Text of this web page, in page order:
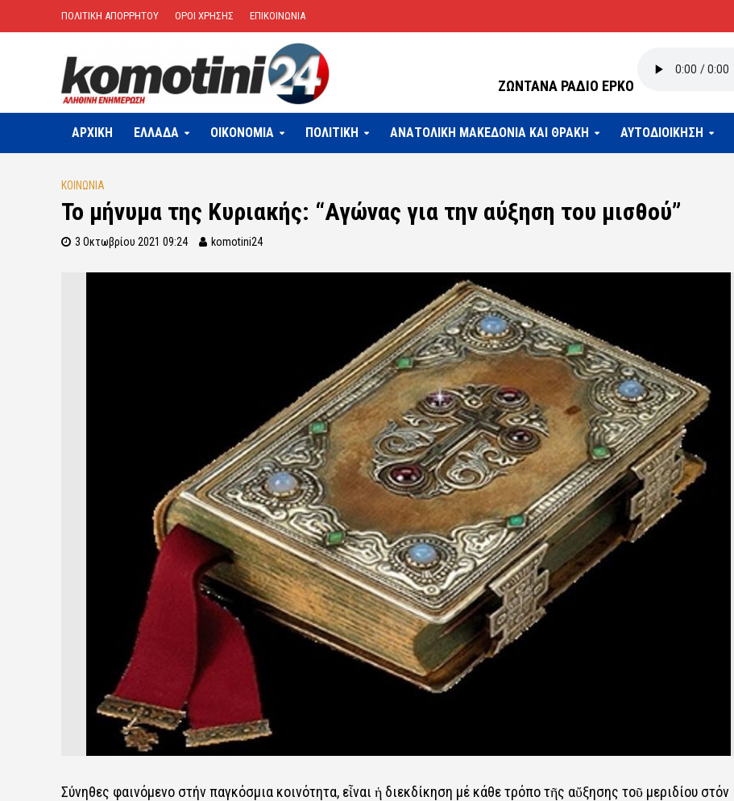
ΠΟΛΙΤΙΚΗ ΑΠΟΡΡΗΤΟΥ ΟΡΟΙ ΧΡΗΣΗΣ ΕΠΙΚΟΙΝΩΝΙΑ
ΖΩΝΤΑΝΑ ΡΑΔΙΟ ΕΡΚΟ
ΑΡΧΙΚΗ ΕΛΛΑΔΑ OIKONOMIA ΠΟΛΙΤΙΚΗ ΑΝΑΤΟΛΙΚΗ ΜΑΚΕΔΟΝΙΑ ΚΑΙ ΘΡΑΚΗ ΑΥΤΟΔΙΟΙΚΗΣΗ
ΚΟΙΝΩΝΙΑ
Το μήνυμα της Κυριακής: “Αγώνας για την αύξηση του μισθού”
3 Οκτωβρίου 2021 09:24 komotini24
Σύνηθες φαινόμενο στήν παγκόσμια κοινότητα, εἶναι ἡ διεκδίκηση μέ κάθε τρόπο τῆς αὔξησης τοῦ μεριδίου στόν